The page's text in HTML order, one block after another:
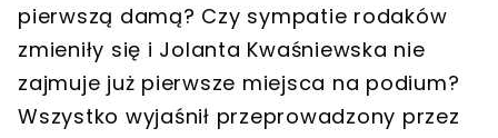
pierwszą damą? Czy sympatie rodaków
zmieniły się i Jolanta Kwaśniewska nie
zajmuje już pierwsze miejsca na podium?
Wszystko wyjaśnił przeprowadzony przez